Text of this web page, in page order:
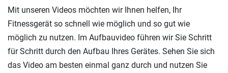
Mit unseren Videos möchten wir Ihnen helfen, Ihr
Fitnessgerät so schnell wie möglich und so gut wie
möglich zu nutzen. Im Aufbauvideo führen wir Sie Schritt
für Schritt durch den Aufbau Ihres Gerätes. Sehen Sie sich
das Video am besten einmal ganz durch und nutzen Sie